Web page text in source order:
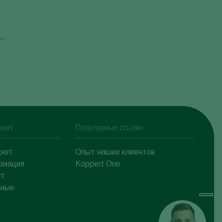
Популярные ссылки
Опыт наших клиентов
Koppert One